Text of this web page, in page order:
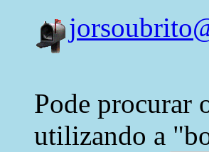
Pode procurar
utilizando a